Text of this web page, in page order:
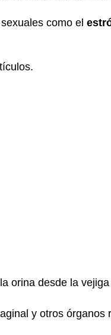
como el
orina desde la vejiga
y otros órganos